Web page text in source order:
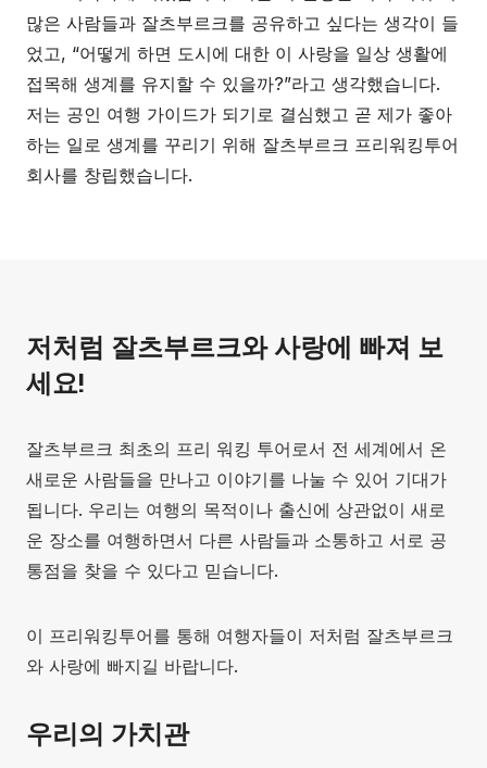
많은 사람들과 잘츠부르크를 공유하고 싶다는 생각이 들
었고, “어떻게 하면 도시에 대한 이 사랑을 일상 생활에
접목해 생계를 유지할 수 있을까?”라고 생각했습니다.
저는 공인 여행 가이드가 되기로 결심했고 곧 제가 좋아
하는 일로 생계를 꾸리기 위해 잘츠부르크 프리워킹투어
회사를 창립했습니다.
저처럼 잘츠부르크와 사랑에 빠져 보
세요!
잘츠부르크 최초의 프리 워킹 투어로서 전 세계에서 온
새로운 사람들을 만나고 이야기를 나눌 수 있어 기대가
됩니다. 우리는 여행의 목적이나 출신에 상관없이 새로
운 장소를 여행하면서 다른 사람들과 소통하고 서로 공
통점을 찾을 수 있다고 믿습니다.
이 프리워킹투어를 통해 여행자들이 저처럼 잘츠부르크
와 사랑에 빠지길 바랍니다.
우리의 가치관